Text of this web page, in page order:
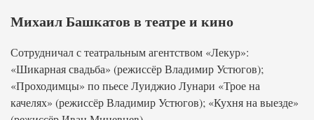
Михаил Башкатов в театре и кино
Сотрудничал с театральным агентством «Лекур»:
«Шикарная свадьба» (режиссёр Владимир Устюгов);
«Проходимцы» по пьесе Луиджио Лунари «Трое на
качелях» (режиссёр Владимир Устюгов); «Кухня на выезде»